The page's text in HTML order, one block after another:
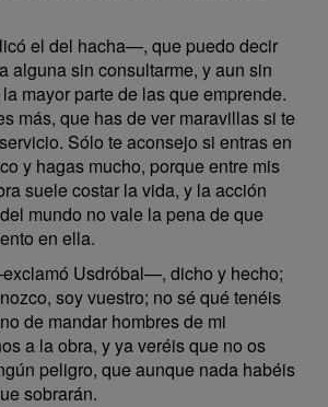
el del hacha—, que puedo decir
alguna sin consultarme, y aun sin
mayor parte de las que emprende.
más, que has de ver maravillas si te
Sólo te aconsejo si entras en
y hagas mucho, porque entre mis
suele costar la vida, y la acción
mundo no vale la pena de que
en ella.
Usdróbal—, dicho y hecho;
soy vuestro; no sé qué tenéis
de mandar hombres de mi
a la obra, y ya veréis que no os
peligro, que aunque nada habéis
sobrarán.